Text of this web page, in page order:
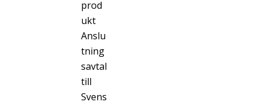
prod
ukt
Anslu
tning
savtal
till
Svens